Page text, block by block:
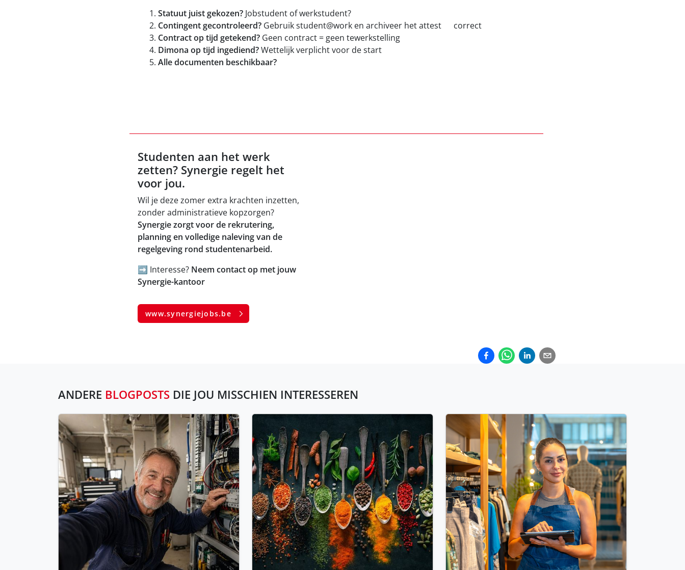
Statuut juist gekozen? Jobstudent of werkstudent?
Contingent gecontroleerd? Gebruik student@work en archiveer het attest correct
Contract op tijd getekend? Geen contract = geen tewerkstelling
Dimona op tijd ingediend?Wettelijk verplicht voor de start
Alle documenten beschikbaar?
Studenten aan het werk
zetten? Synergie regelt het
voor jou.
Wil je deze zomer extra krachten inzetten,
zonder administratieve kopzorgen?
Synergie zorgt voor de rekrutering,
planning en volledige naleving van de
regelgeving rond studentenarbeid.
➡️ Interesse? Neem contact op met jouw
Synergie-kantoor
www.synergiejobs.be
ANDERE BLOGPOSTS DIE JOU MISSCHIEN INTERESSEREN